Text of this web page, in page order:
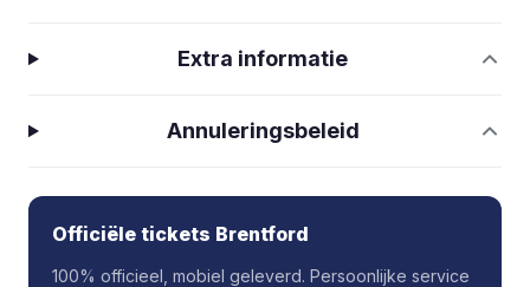
Extra informatie
Annuleringsbeleid
Officiële tickets Brentford
100% officieel, mobiel geleverd. Persoonlijke service